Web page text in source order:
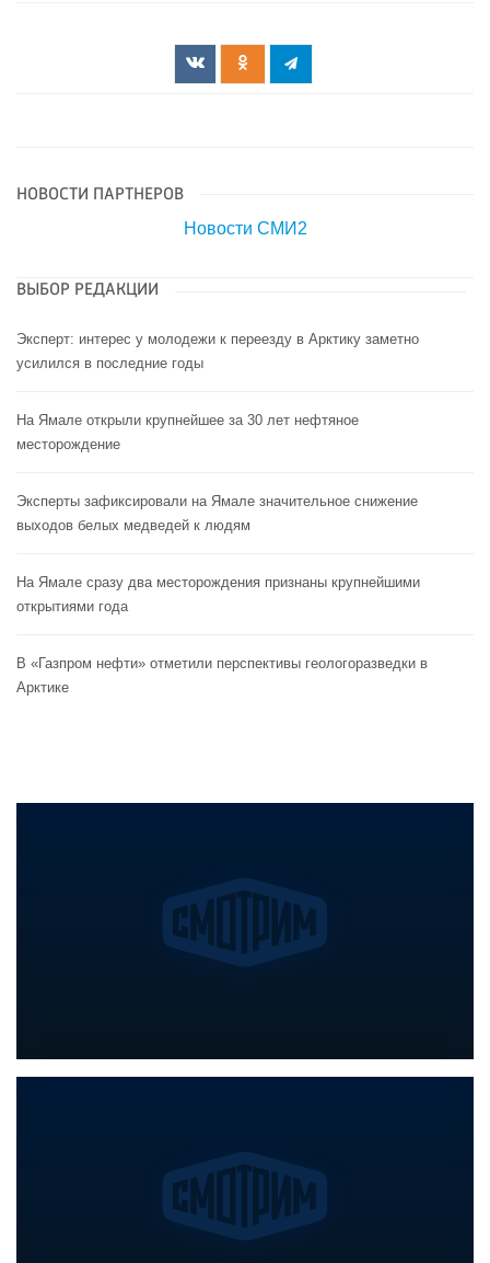
НОВОСТИ ПАРТНЕРОВ
Новости СМИ2
ВЫБОР РЕДАКЦИИ
Эксперт: интерес у молодежи к переезду в Арктику заметно
усилился в последние годы
На Ямале открыли крупнейшее за 30 лет нефтяное
месторождение
Эксперты зафиксировали на Ямале значительное снижение
выходов белых медведей к людям
На Ямале сразу два месторождения признаны крупнейшими
открытиями года
В «Газпром нефти» отметили перспективы геологоразведки в
Арктике